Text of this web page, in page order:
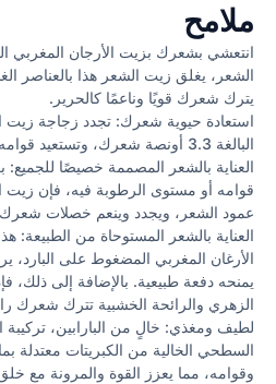
ملامح
انتعشي بشعرك بزيت الأرجان المغربي
الشعر، يغلق زيت الشعر هذا بالعناصر
يترك شعرك قويًا وناعمًا كالحرير.
استعادة حيوية شعرك: تجدد زجاجة زيت
البالغة 3.3 أونصة شعرك، وتستعيد قوامه الحريري ولمعانه اللامع.
العناية بالشعر المصممة خصيصًا
قوامه أو مستوى الرطوبة فيه، فإن زيت
عمود الشعر، ويجدد وينعم خصلات
العناية بالشعر المستوحاة من الطبيعة:
الأرغان المغربي المضغوط على
يمنحه دفعة طبيعية. بالإضافة إلى ذلك،
الزهري والرائحة الخشبية تترك شعرك
لطيف ومغذي: خالٍ من البارابين، تركيبة
السطحي الخالية من الكبريتات معتدلة
وقوامه، مما يعزز القوة والمرونة مع